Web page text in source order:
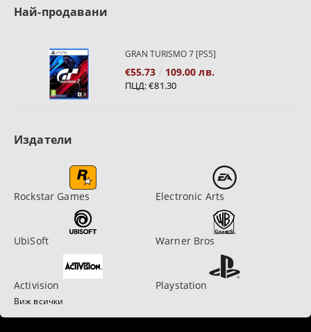
Най-продавани
GRAN TURISMO 7 [PS5]
€55.73 109.00 лв.
ПЦД:€81.30
Издатели
Rockstar Games Electronic Arts
UbiSoft Warner Bros
Activision Playstation
Виж всички